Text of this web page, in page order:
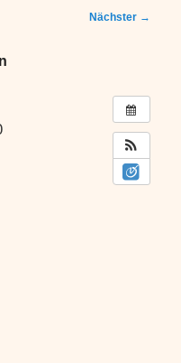
Nächster →